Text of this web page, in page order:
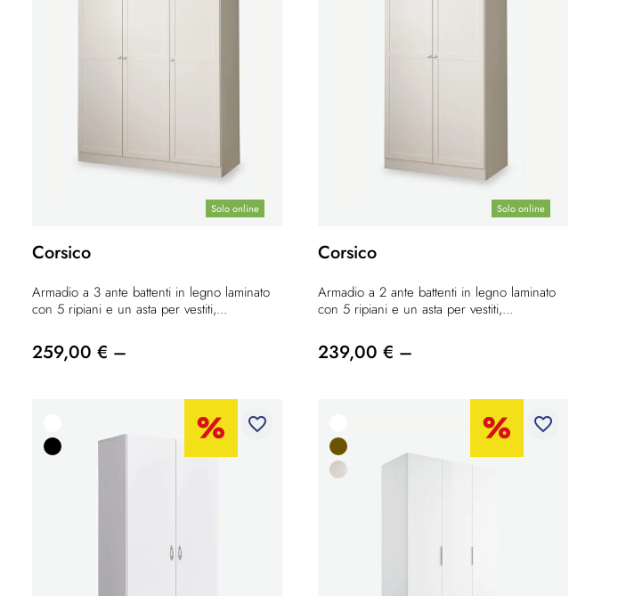
Solo online
Corsico
Armadio a 3 ante battenti in legno laminato
con 5 ripiani e un asta per vestiti,...
259,00 € –
Solo online
Corsico
Armadio a 2 ante battenti in legno laminato
con 5 ripiani e un asta per vestiti,...
239,00 € –
favorite_border favorite_border